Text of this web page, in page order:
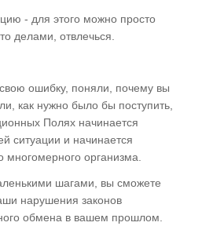
- для этого можно просто
делами, отвлечься.
ошибку, поняли, почему вы
как нужно было бы поступить,
Полях начинается
ситуации и начинается
организма.
шагами, вы сможете
нарушения законов
обмена в вашем прошлом.